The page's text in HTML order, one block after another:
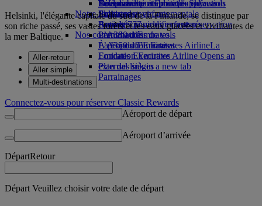
Boissons
Notre flotte
Boeing 777
L’A380 d’Emirates
L’A350 d’Emirates
Emirates Executive
Plan des sièges
Divertissements pour les enfants
Jouets pour enfants
Activités pour les enfants
La durabilité en pratique
Politique environnementale
Rapports environnementaux
Nos communautés
La Fondation Emirates AirlineLa
Fondation Emirates Airline Opens an
external link in a new tab
Parrainages
Se connecter à Emirates Skywards
Skywards+
Téléphone portable et l'application
Emirates
Annuler ou modifier une réservation
Perturbations de vols
À propos d’Emirates
Helsinki, l'élégante capitale du sud de la Finlande, se distingue par
son riche passé, ses vastes forêts et les eaux glacées et vivifiantes de
la mer Baltique.
Aller-retour
Aller simple
Multi-destinations
Connectez-vous pour réserver Classic Rewards
Aéroport de départ
Aéroport d’arrivée
DépartRetour
Départ Veuillez choisir votre date de départ